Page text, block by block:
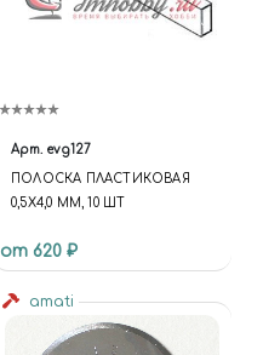
Арт. evg127
ПОЛОСКА ПЛАСТИКОВАЯ
0,5Х4,0 ММ, 10 ШТ
от 620 ₽
amati